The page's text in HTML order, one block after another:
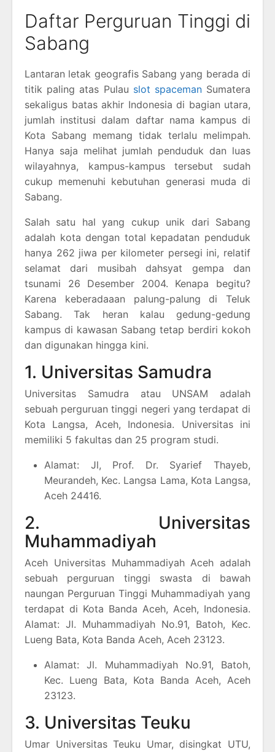
Daftar Perguruan Tinggi di
Sabang
Lantaran letak geografis Sabang yang berada di
titik paling atas Pulau slot spacemanSumatera
sekaligus batas akhir Indonesia di bagian utara,
jumlah institusi dalam daftar nama kampus di
Kota Sabang memang tidak terlalu melimpah.
Hanya saja melihat jumlah penduduk dan luas
wilayahnya, kampus-kampus tersebut sudah
cukup memenuhi kebutuhan generasi muda di
Sabang.
Salah satu hal yang cukup unik dari Sabang
adalah kota dengan total kepadatan penduduk
hanya 262 jiwa per kilometer persegi ini, relatif
selamat dari musibah dahsyat gempa dan
tsunami 26 Desember 2004. Kenapa begitu?
Karena keberadaaan palung-palung di Teluk
Sabang. Tak heran kalau gedung-gedung
kampus di kawasan Sabang tetap berdiri kokoh
dan digunakan hingga kini.
1. Universitas Samudra
Universitas Samudra atau UNSAM adalah
sebuah perguruan tinggi negeri yang terdapat di
Kota Langsa, Aceh, Indonesia. Universitas ini
memiliki 5 fakultas dan 25 program studi.
Alamat: Jl, Prof. Dr. Syarief Thayeb,
Meurandeh, Kec. Langsa Lama, Kota Langsa,
Aceh 24416.
2. Universitas
Muhammadiyah
Aceh Universitas Muhammadiyah Aceh adalah
sebuah perguruan tinggi swasta di bawah
naungan Perguruan Tinggi Muhammadiyah yang
terdapat di Kota Banda Aceh, Aceh, Indonesia.
Alamat: Jl. Muhammadiyah No.91, Batoh, Kec.
Lueng Bata, Kota Banda Aceh, Aceh 23123.
Alamat: Jl. Muhammadiyah No.91, Batoh,
Kec. Lueng Bata, Kota Banda Aceh, Aceh
23123.
3. Universitas Teuku
Umar Universitas Teuku Umar, disingkat UTU,